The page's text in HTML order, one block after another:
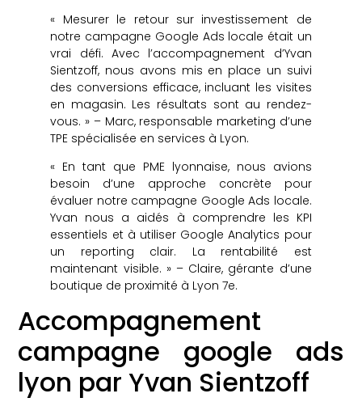
« Mesurer le retour sur investissement de
notre campagne Google Ads locale était un
vrai défi. Avec l’accompagnement d’Yvan
Sientzoff, nous avons mis en place un suivi
des conversions efficace, incluant les visites
en magasin. Les résultats sont au rendez-
vous. » – Marc, responsable marketing d’une
TPE spécialisée en services à Lyon.
« En tant que PME lyonnaise, nous avions
besoin d’une approche concrète pour
évaluer notre campagne Google Ads locale.
Yvan nous a aidés à comprendre les KPI
essentiels et à utiliser Google Analytics pour
un reporting clair. La rentabilité est
maintenant visible. » – Claire, gérante d’une
boutique de proximité à Lyon 7e.
Accompagnement
campagne google ads
lyon par Yvan Sientzoff